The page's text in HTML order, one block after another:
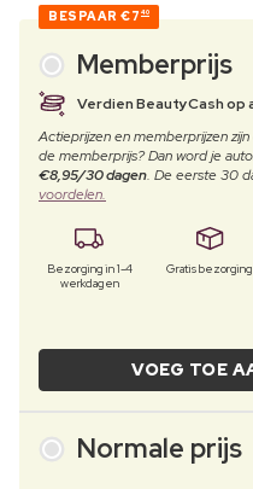
BESPAAR €7 40
Memberprijs
Verdien BeautyCash op
Actieprijzen en memberprijzen
de memberprijs? Dan word je
€8,95/30 dagen. De eerste 30
voordelen.
Bezorging in 1-4
werkdagen
Gratis bezorging
VOEG TOE
Normale prijs